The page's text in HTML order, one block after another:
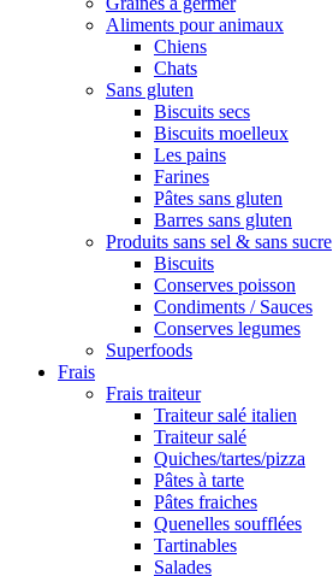
Aliments pour animaux
Chiens
Chats
Sans gluten
Biscuits secs
Biscuits moelleux
Les pains
Farines
Pâtes sans gluten
Barres sans gluten
Produits sans sel & sans sucre
Biscuits
Conserves poisson
Condiments / Sauces
Conserves legumes
Superfoods
Frais
Frais traiteur
Traiteur salé italien
Traiteur salé
Quiches/tartes/pizza
Pâtes à tarte
Pâtes fraiches
Quenelles soufflées
Tartinables
Salades